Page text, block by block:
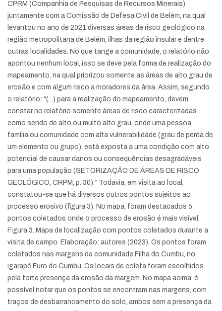
CPRM (Companhia de Pesquisas de Recursos Minerais)
juntamente com a Comissão de Defesa Civil de Belém, na qual
levantou no ano de 2021 diversas áreas de risco geológico na
região metropolitana de Belém, ilhas da região insular e dentre
outras localidades. No que tange a comunidade, o relatório não
apontou nenhum local, isso se deve pela forma de realização do
mapeamento, na qual priorizou somente as áreas de alto grau de
erosão e com algum risco a moradores da área. Assim, segundo
o relatório: “(...) para a realização do mapeamento, devem
constar no relatório somente áreas de risco caracterizadas
como sendo de alto ou muito alto grau, onde uma pessoa,
família ou comunidade com alta vulnerabilidade (grau de perda de
um elemento ou grupo), está exposta a uma condição com alto
potencial de causar danos ou consequências desagradáveis
para uma população (SETORIZAÇÃO DE ÁREAS DE RISCO
GEOLÓGICO, CRPM, p. 30).” Todavia, em visita ao local,
constatou-se que há diversos outros pontos sujeitos ao
processo erosivo (figura 3). No mapa, foram destacados 5
pontos coletados onde o processo de erosão é mais visível.
Figura 3. Mapa de localização com pontos coletados durante a
visita de campo. Elaboração: autores (2023). Os pontos foram
coletados nas margens da comunidade Filha do Cumbu, no
igarapé Furo do Cumbu. Os locais de coleta foram escolhidos
pela forte presença da erosão da margem. No mapa acima, é
possível notar que os pontos se encontram nas margens, com
traços de desbarrancamento do solo, ambos sem a presença da